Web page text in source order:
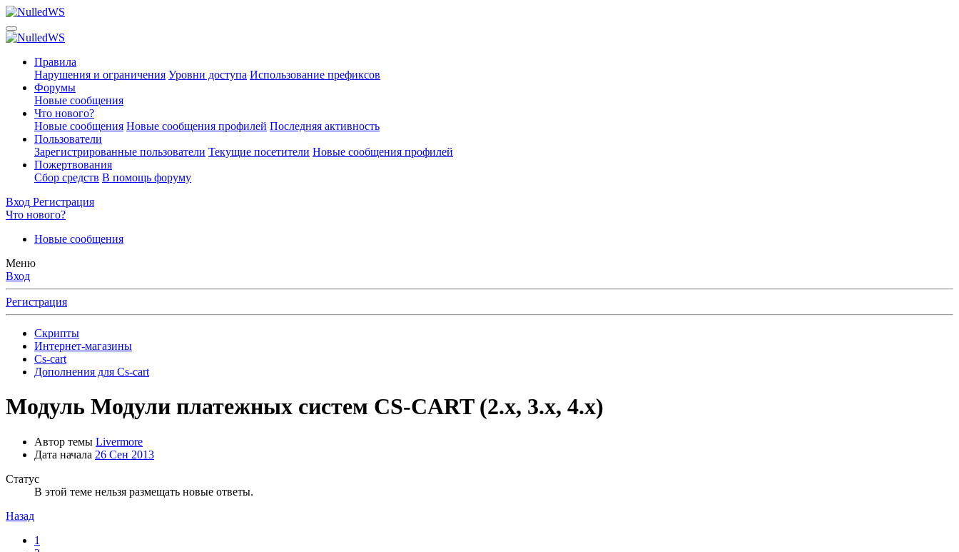
Правила
Нарушения и ограничения Уровни доступа Использование префиксов
Форумы
Новые сообщения
Что нового?
Новые сообщения Новые сообщения профилей Последняя активность
Пользователи
Зарегистрированные пользователи Текущие посетители Новые сообщения профилей
Пожертвования
Сбор средств В помощь форуму
Вход Регистрация
Что нового?
Новые сообщения
Меню
Вход
Регистрация
Скрипты
Интернет-магазины
Cs-cart
Дополнения для Cs-cart
Модуль Модули платежных систем CS-CART (2.x, 3.x, 4.x)
Автор темы Livermore
Дата начала 26 Сен 2013
Статус
В этой теме нельзя размещать новые ответы.
Назад
1